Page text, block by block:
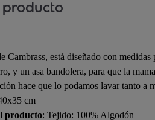
Cambrass, está diseñado con
y un asa bandolera, para que la
hace que lo podamos lavar tanto a
cm
producto: Tejido: 100% Algodón